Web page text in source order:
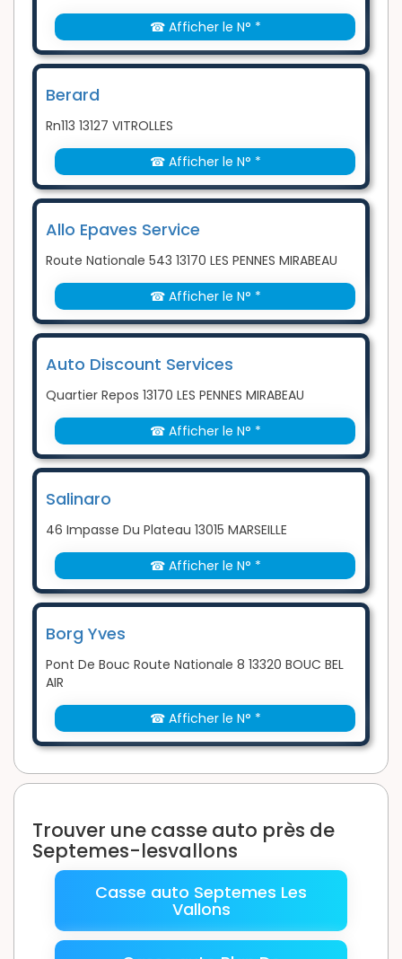
☎ Afficher le N° *
Berard
Rn113 13127 VITROLLES
☎ Afficher le N° *
Allo Epaves Service
Route Nationale 543 13170 LES PENNES MIRABEAU
☎ Afficher le N° *
Auto Discount Services
Quartier Repos 13170 LES PENNES MIRABEAU
☎ Afficher le N° *
Salinaro
46 Impasse Du Plateau 13015 MARSEILLE
☎ Afficher le N° *
Borg Yves
Pont De Bouc Route Nationale 8 13320 BOUC BEL
AIR
☎ Afficher le N° *
Trouver une casse auto près de
Septemes-lesvallons
Casse auto Septemes Les
Vallons